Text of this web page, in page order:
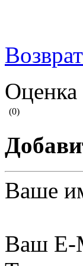
Оценка
(0)
Ваше
Ваш E-